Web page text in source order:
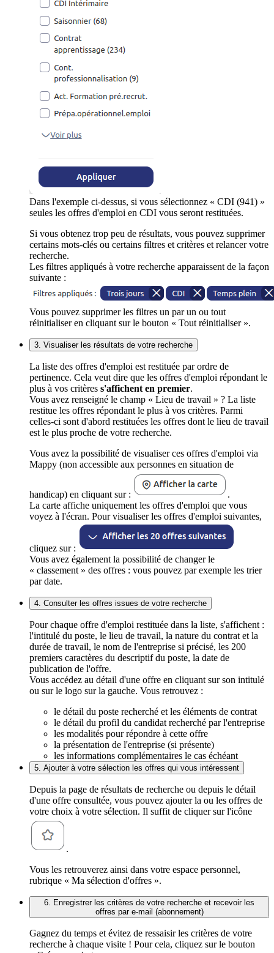
Dans l'exemple ci-dessus, si vous sélectionnez « CDI (941) »
seules les offres d'emploi en CDI vous seront restituées.
Si vous obtenez trop peu de résultats, vous pouvez supprimer
certains mots-clés ou certains filtres et critères et relancer votre
recherche.
Les filtres appliqués à votre recherche apparaissent de la façon
suivante :
Vous pouvez supprimer les filtres un par un ou tout
réinitialiser en cliquant sur le bouton « Tout réinitialiser ».
3. Visualiser les résultats de votre recherche
La liste des offres d'emploi est restituée par ordre de
pertinence. Cela veut dire que les offres d'emploi répondant le
plus à vos critères s'affichent en premier.
Vous avez renseigné le champ « Lieu de travail » ? La liste
restitue les offres répondant le plus à vos critères. Parmi
celles-ci sont d'abord restituées les offres dont le lieu de travail
est le plus proche de votre recherche.
Vous avez la possibilité de visualiser ces offres d'emploi via
Mappy (non accessible aux personnes en situation de
handicap) en cliquant sur :
.
La carte affiche uniquement les offres d'emploi que vous
voyez à l'écran. Pour visualiser les offres d'emploi suivantes,
cliquez sur :
Vous avez également la possibilité de changer le
« classement » des offres : vous pouvez par exemple les trier
par date.
4. Consulter les offres issues de votre recherche
Pour chaque offre d'emploi restituée dans la liste, s'affichent :
l'intitulé du poste, le lieu de travail, la nature du contrat et la
durée de travail, le nom de l'entreprise si précisé, les 200
premiers caractères du descriptif du poste, la date de
publication de l'offre.
Vous accédez au détail d'une offre en cliquant sur son intitulé
ou sur le logo sur la gauche. Vous retrouvez :
le détail du poste recherché et les éléments de contrat
le détail du profil du candidat recherché par l'entreprise
les modalités pour répondre à cette offre
la présentation de l'entreprise (si présente)
les informations complémentaires le cas échéant
5. Ajouter à votre sélection les offres qui vous intéressent
Depuis la page de résultats de recherche ou depuis le détail
d'une offre consultée, vous pouvez ajouter la ou les offres de
votre choix à votre sélection. Il suffit de cliquer sur l'icône
.
Vous les retrouverez ainsi dans votre espace personnel,
rubrique « Ma sélection d'offres ».
6. Enregistrer les critères de votre recherche et recevoir les
offres par e-mail (abonnement)
Gagnez du temps et évitez de ressaisir les critères de votre
recherche à chaque visite ! Pour cela, cliquez sur le bouton